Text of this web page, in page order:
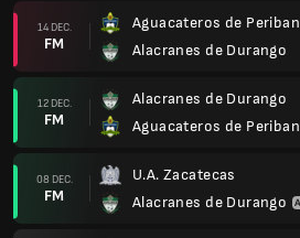
14 DEC.
FM
Aguacateros de Periban
Alacranes de Durango
12 DEC.
FM
Alacranes de Durango
Aguacateros de Periban
08 DEC.
FM
U.A. Zacatecas
Alacranes de Durango